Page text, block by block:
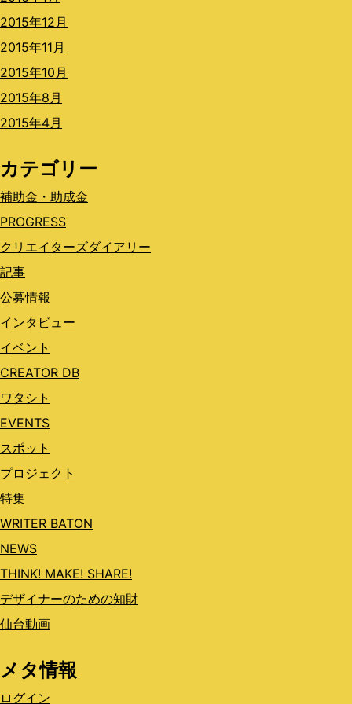
2015年12月
2015年11月
2015年10月
2015年8月
2015年4月
カテゴリー
補助金・助成金
PROGRESS
クリエイターズダイアリー
記事
公募情報
インタビュー
イベント
CREATOR DB
ワタシト
EVENTS
スポット
プロジェクト
特集
WRITER BATON
NEWS
THINK! MAKE! SHARE!
デザイナーのための知財
仙台動画
メタ情報
ログイン